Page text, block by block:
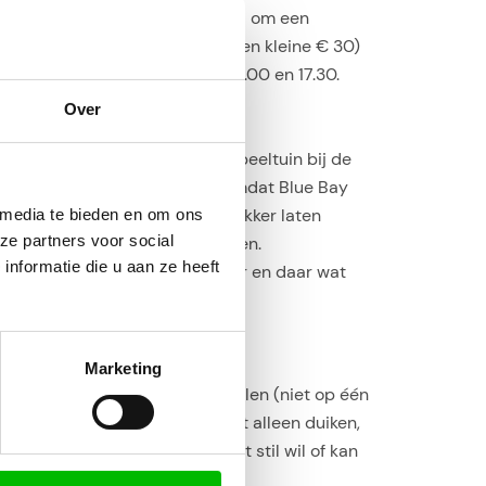
Over
te bieden en om ons
partners voor social
die u aan ze heeft
Marketing
op het strand een mogelijkheid om een
te nemen. Al vanaf 55 NAF (een kleine € 30)
Dit kan dagelijks tussen 12.00 en 17.30.
. Zo zit er een speeltuin bij de
van het volleybalveld. Omdat Blue Bay
en kun je je kinderen hier lekker laten
en je kunt hier mooi snorkelen.
luxe want er liggen hier en daar wat
je PADI-duikopleiding halen (niet op één
je gewoon huren. Je kunt niet alleen duiken,
sunsettrip. Kortom; als je niet stil wil of kan